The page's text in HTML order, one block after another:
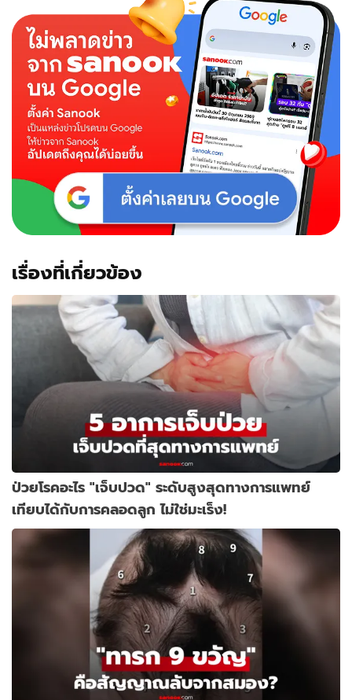
เรื่องที่เกี่ยวข้อง
ป่วยโรคอะไร "เจ็บปวด" ระดับสูงสุดทางการแพทย์
เทียบได้กับการคลอดลูก ไม่ใช่มะเร็ง!